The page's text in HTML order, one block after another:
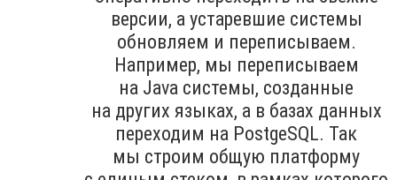
версии, а устаревшие системы
обновляем и переписываем.
Например, мы переписываем
на Java системы, созданные
на других языках, а в базах данных
переходим на PostgeSQL. Так
мы строим общую платформу